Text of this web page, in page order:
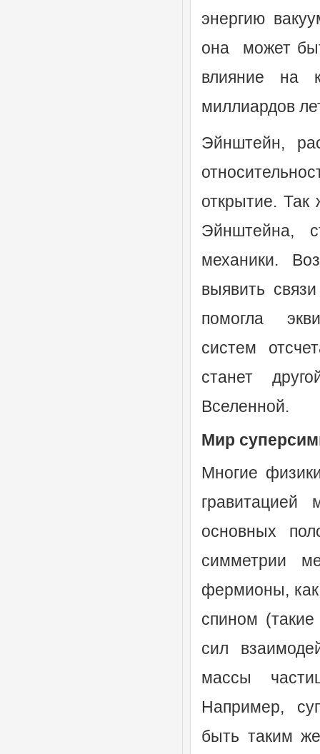
энергию
она может
влияние на
миллиардов
Эйнштейн,
открытие.
Эйнштейна,
механики.
выявить
помогла
систем
станет
Вселенной.
Мир
Многие
основных
симметрии
фермионы,
спином
сил
массы
Например,
быть таким